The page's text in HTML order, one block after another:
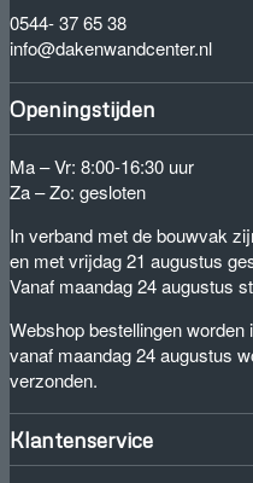
0544- 37 65 38
info@dakenwandcenter.nl
Openingstijden
Ma – Vr: 8:00-16:30 uur
Za – Zo: gesloten
In verband met de bouwvak
en met vrijdag 21 augustus
Vanaf maandag 24 augustus
Webshop bestellingen
vanaf maandag 24 augustus
verzonden.
Klantenservice